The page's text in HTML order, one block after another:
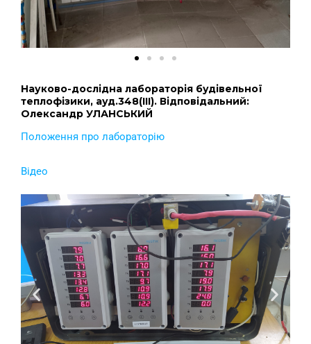
Науково-дослідна лабораторія будівельної
теплофізики, ауд.348(ІІІ). Відповідальний:
Олександр УЛАНСЬКИЙ
Положення про лабораторію
Відео